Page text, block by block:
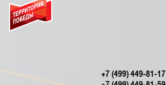
+7 (499) 449-81-17